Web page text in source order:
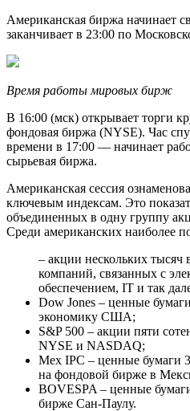
Американская биржа начинает
заканчивает в 23:00 по
Время работы мировых бирж
В 16:00 (мск) открывает торги
фондовая биржа (NYSE). Час
времени в 17:00 — начинает
сырьевая биржа.
Американская сессия
ключевым индексам. Это
объединенных в одну группу
Среди американских наиболее
– акции нескольких тысяч
компаний, связанных с
обеспечением, IT и так
Dow Jones – ценные
экономику США;
S&P 500 – акции пяти
NYSE и NASDAQ;
Mex IPC – ценные бумаги
на фондовой бирже в
BOVESPA – ценные
бирже Сан-Паулу.